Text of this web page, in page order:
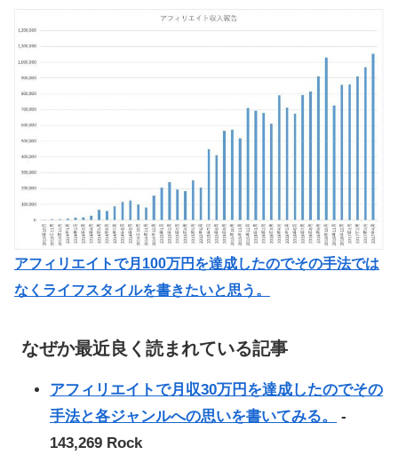
アフィリエイトで月100万円を達成したのでその手法では
なくライフスタイルを書きたいと思う。
なぜか最近良く読まれている記事
アフィリエイトで月収30万円を達成したのでその
手法と各ジャンルへの思いを書いてみる。
-
143,269 Rock